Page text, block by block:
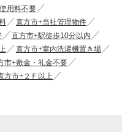
用料不要
直方市+当社管理物件
直方市+駅徒歩10分以内
直方市+室内洗濯機置き場
市+敷金・礼金不要
方市+２Ｆ以上